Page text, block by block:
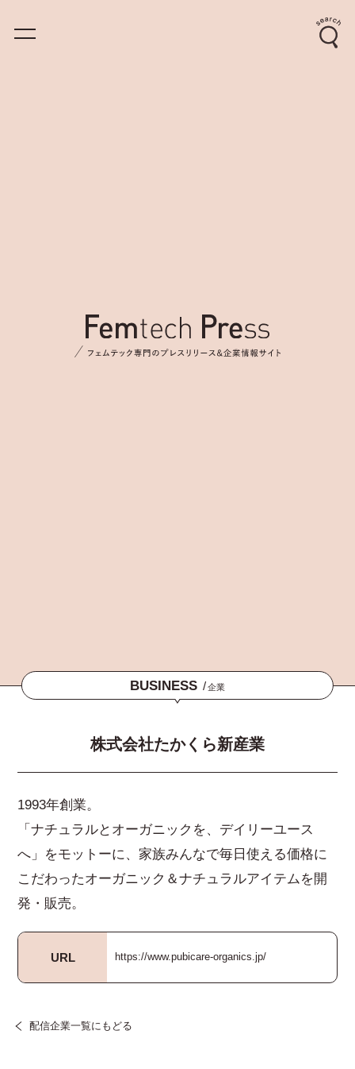
BUSINESS /企業
株式会社たかくら新産業
1993年創業。
「ナチュラルとオーガニックを、デイリーユース
へ」をモットーに、家族みんなで毎日使える価格に
こだわったオーガニック＆ナチュラルアイテムを開
発・販売。
URL https://www.pubicare-organics.jp/
配信企業一覧にもどる